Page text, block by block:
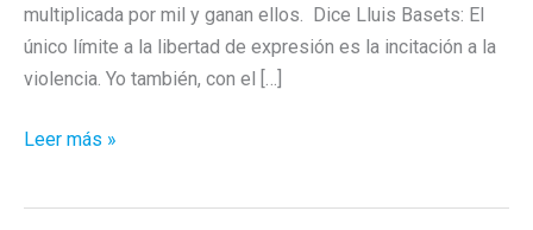
multiplicada por mil y ganan ellos. Dice Lluis Basets: El
único límite a la libertad de expresión es la incitación a la
violencia. Yo también, con el […]
Ellos
Leer más »